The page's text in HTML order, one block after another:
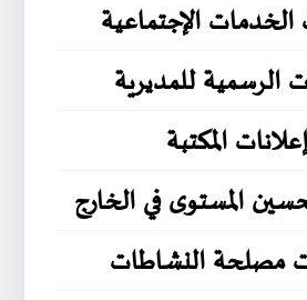
الخدمات الإجتماعية
الرسمية للمديرية
إعلانات المكتبة
المستوى في الخارج
مصلحة النشاطات